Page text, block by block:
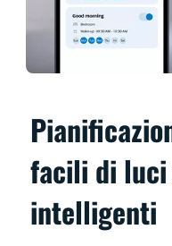
facili di
intelligenti